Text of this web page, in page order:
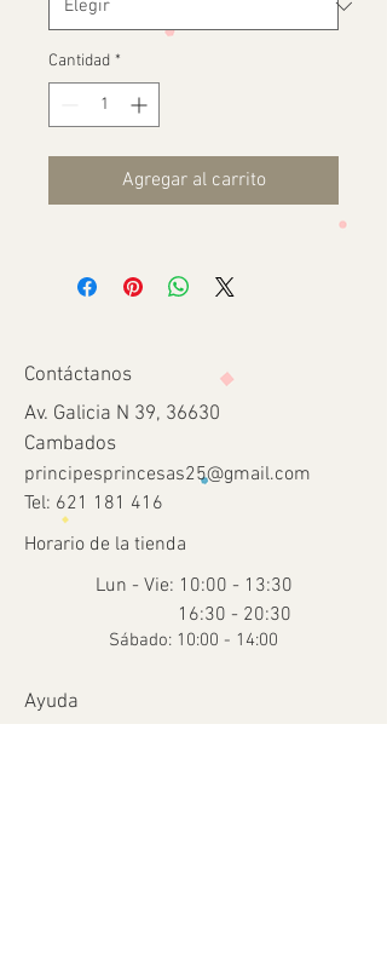
Cantidad *
Agregar al carrito
Contáctanos
Av. Galicia N 39, 36630
Cambados
principesprincesas25@gmail.com
Tel: 621 181 416
Horario de la tienda
Lun - Vie: 10:00 - 13:30
16:30 - 20:30
​​Sábado: 10:00 - 14:00
Ayuda